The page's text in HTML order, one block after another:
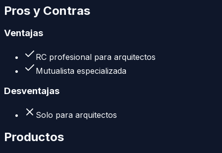
Pros y Contras
Ventajas
RC profesional para arquitectos
Mutualista especializada
Desventajas
Solo para arquitectos
Productos